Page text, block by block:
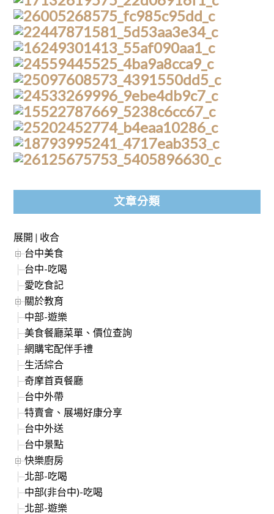
文章分類
展開 | 收合
台中美食
台中-吃喝
愛吃食記
關於教育
中部-遊樂
美食餐廳菜單、價位查詢
網購宅配伴手禮
生活綜合
奇摩首頁餐廳
台中外帶
特賣會、展場好康分享
台中外送
台中景點
快樂廚房
北部-吃喝
中部(非台中)-吃喝
北部-遊樂